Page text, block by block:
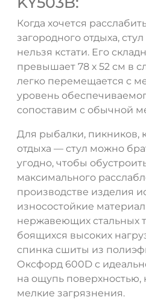
Когда хочется
загородного отдыха,
нельзя кстати. Его
превышает 78 х 52 см в
легко перемещается с
уровень
сопоставим с обычной
Для рыбалки, пикников,
отдыха — стул можно
угодно, чтобы
максимального
производстве изделия
износостойкие
нержавеющих стальных
боящихся высоких
спинка сшиты из
Оксфорд 600D с
на ощупь поверхностью,
мелкие загрязнения.
ДА